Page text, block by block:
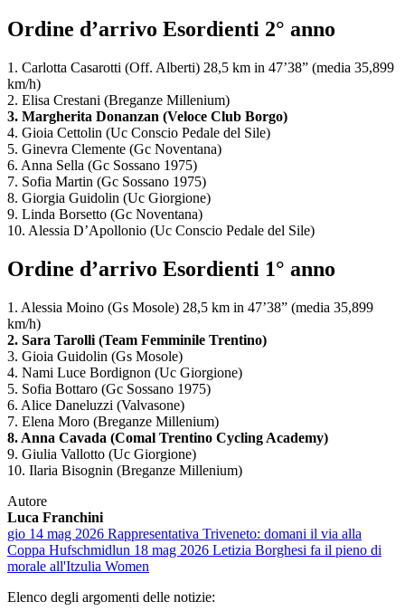
Ordine d’arrivo Esordienti 2° anno
1. Carlotta Casarotti (Off. Alberti) 28,5 km in 47’38” (media 35,899
km/h)
2. Elisa Crestani (Breganze Millenium)
3. Margherita Donanzan (Veloce Club Borgo)
4. Gioia Cettolin (Uc Conscio Pedale del Sile)
5. Ginevra Clemente (Gc Noventana)
6. Anna Sella (Gc Sossano 1975)
7. Sofia Martin (Gc Sossano 1975)
8. Giorgia Guidolin (Uc Giorgione)
9. Linda Borsetto (Gc Noventana)
10. Alessia D’Apollonio (Uc Conscio Pedale del Sile)
Ordine d’arrivo Esordienti 1° anno
1. Alessia Moino (Gs Mosole) 28,5 km in 47’38” (media 35,899
km/h)
2. Sara Tarolli (Team Femminile Trentino)
3. Gioia Guidolin (Gs Mosole)
4. Nami Luce Bordignon (Uc Giorgione)
5. Sofia Bottaro (Gc Sossano 1975)
6. Alice Daneluzzi (Valvasone)
7. Elena Moro (Breganze Millenium)
8. Anna Cavada (Comal Trentino Cycling Academy)
9. Giulia Vallotto (Uc Giorgione)
10. Ilaria Bisognin (Breganze Millenium)
Autore
Luca Franchini
gio 14 mag 2026 Rappresentativa Triveneto: domani il via alla
Coppa Hufschmidlun 18 mag 2026 Letizia Borghesi fa il pieno di
morale all'Itzulia Women
Elenco degli argomenti delle notizie: